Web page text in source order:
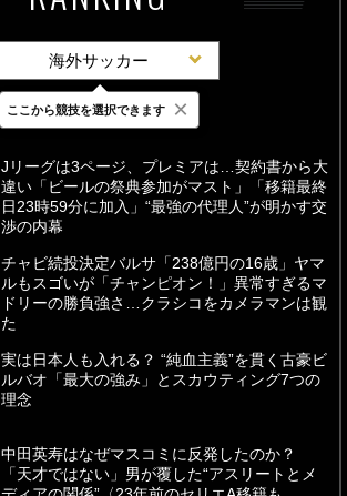
海外サッカー
最新 24時間 週間
Jリーグは3ページ、プレミアは…契約書から大
違い「ビールの祭典参加がマスト」「移籍最終
日23時59分に加入」“最強の代理人”が明かす交
渉の内幕
チャビ続投決定バルサ「238億円の16歳」ヤマ
ルもスゴいが「チャンピオン！」異常すぎるマ
ドリーの勝負強さ…クラシコをカメラマンは観
た
実は日本人も入れる？ “純血主義”を貫く古豪ビ
ルバオ「最大の強み」とスカウティング7つの
理念
中田英寿はなぜマスコミに反発したのか？
「天才ではない」男が覆した“アスリートとメ
ここから競技を選択できます ×